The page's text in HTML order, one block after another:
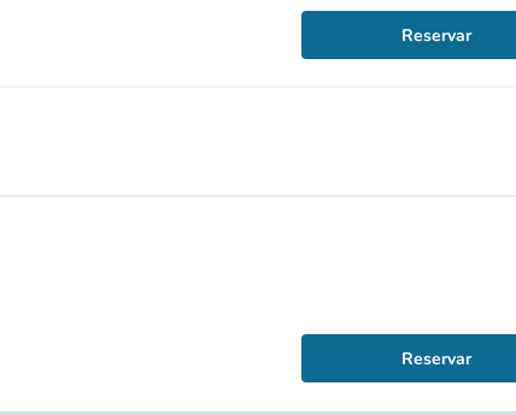
Reservar
Reservar